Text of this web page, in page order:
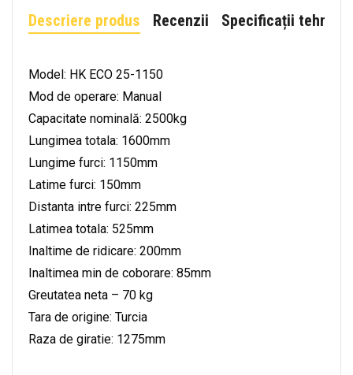
Descriere produs Recenzii Specificații tehnice
Model: HK ECO 25-1150
Mod de operare: Manual
Capacitate nominală: 2500kg
Lungimea totala: 1600mm
Lungime furci: 1150mm
Latime furci: 150mm
Distanta intre furci: 225mm
Latimea totala: 525mm
Inaltime de ridicare: 200mm
Inaltimea min de coborare: 85mm
Greutatea neta – 70 kg
Tara de origine: Turcia
Raza de giratie: 1275mm